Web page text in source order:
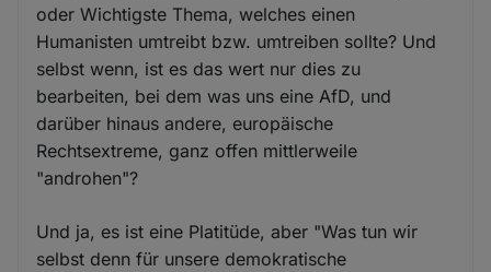
oder Wichtigste Thema, welches einen
Humanisten umtreibt bzw. umtreiben sollte? Und
selbst wenn, ist es das wert nur dies zu
bearbeiten, bei dem was uns eine AfD, und
darüber hinaus andere, europäische
Rechtsextreme, ganz offen mittlerweile
"androhen"?
Und ja, es ist eine Platitüde, aber "Was tun wir
selbst denn für unsere demokratische